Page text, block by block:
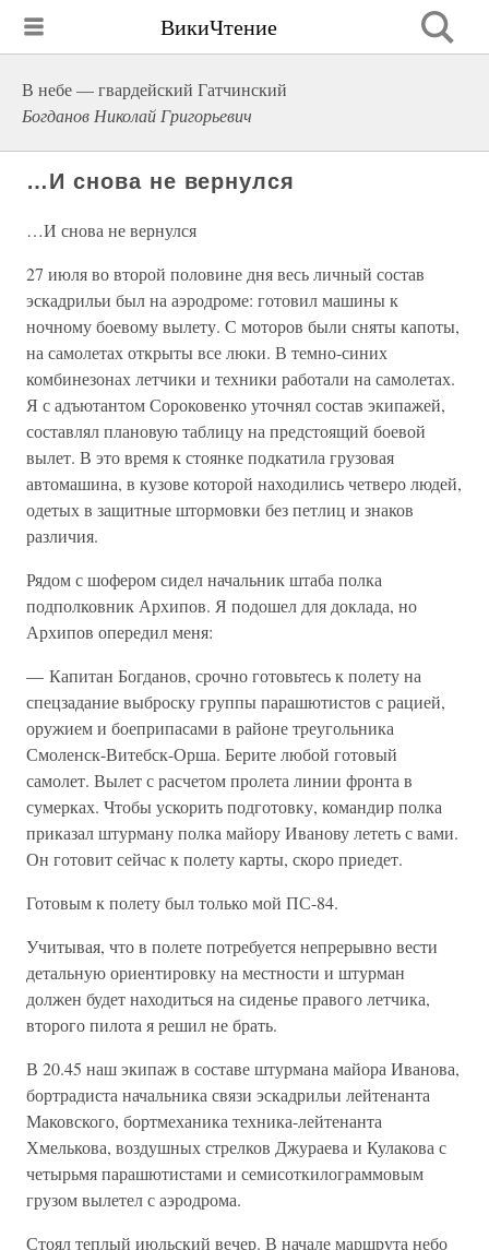
ВикиЧтение
В небе — гвардейский Гатчинский
Богданов Николай Григорьевич
…И снова не вернулся
…И снова не вернулся
27 июля во второй половине дня весь личный состав
эскадрильи был на аэродроме: готовил машины к
ночному боевому вылету. С моторов были сняты капоты,
на самолетах открыты все люки. В темно-синих
комбинезонах летчики и техники работали на самолетах.
Я с адъютантом Сороковенко уточнял состав экипажей,
составлял плановую таблицу на предстоящий боевой
вылет. В это время к стоянке подкатила грузовая
автомашина, в кузове которой находились четверо людей,
одетых в защитные штормовки без петлиц и знаков
различия.
Рядом с шофером сидел начальник штаба полка
подполковник Архипов. Я подошел для доклада, но
Архипов опередил меня:
— Капитан Богданов, срочно готовьтесь к полету на
спецзадание выброску группы парашютистов с рацией,
оружием и боеприпасами в районе треугольника
Смоленск-Витебск-Орша. Берите любой готовый
самолет. Вылет с расчетом пролета линии фронта в
сумерках. Чтобы ускорить подготовку, командир полка
приказал штурману полка майору Иванову лететь с вами.
Он готовит сейчас к полету карты, скоро приедет.
Готовым к полету был только мой ПС-84.
Учитывая, что в полете потребуется непрерывно вести
детальную ориентировку на местности и штурман
должен будет находиться на сиденье правого летчика,
второго пилота я решил не брать.
В 20.45 наш экипаж в составе штурмана майора Иванова,
бортрадиста начальника связи эскадрильи лейтенанта
Маковского, бортмеханика техника-лейтенанта
Хмелькова, воздушных стрелков Джураева и Кулакова с
четырьмя парашютистами и семисоткилограммовым
грузом вылетел с аэродрома.
Стоял теплый июльский вечер. В начале маршрута небо